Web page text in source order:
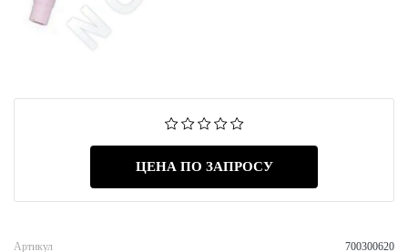
ЦЕНА ПО ЗАПРОСУ
Артикул
700300620